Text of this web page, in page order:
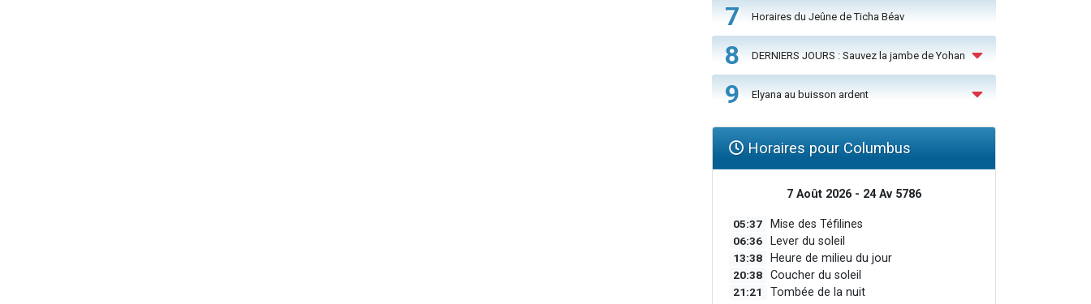
7 Horaires du Jeûne de Ticha Béav
8 DERNIERS JOURS : Sauvez la jambe de Yohan
9 Elyana au buisson ardent
Horaires pour Columbus
7 Août 2026 - 24 Av 5786
05:37 Mise des Téfilines
06:36 Lever du soleil
13:38 Heure de milieu du jour
20:38 Coucher du soleil
21:21 Tombée de la nuit